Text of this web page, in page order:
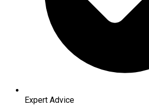
Expert Advice